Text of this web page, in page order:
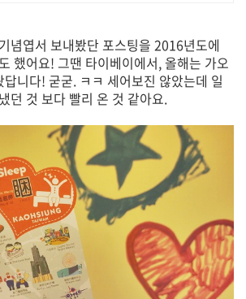
념엽서 보내봤단 포스팅을 2016년도에
했어요! 그땐 타이베이에서, 올해는 가오
니다! 굳굳. ㅋㅋ 세어보진 않았는데 일
던 것 보다 빨리 온 것 같아요.